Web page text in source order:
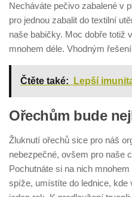
Necháváte pečivo zabalené v
pro jednou zabalit do textilní
naše babičky. Moc dobře totiž
mnohem déle. Vhodným
Čtěte také: Lepší
Ořechům bude
Žluknutí ořechů sice pro náš
nebezpečné, ovšem pro naše
Pochutnáte si na nich
spíže, umístíte do lednice, kde